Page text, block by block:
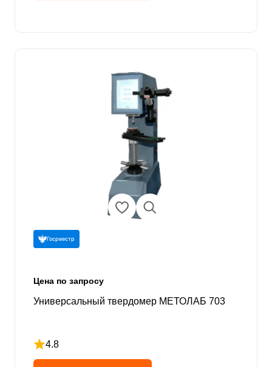
Госреестр
Цена по запросу
Универсальный твердомер МЕТОЛАБ 703
4.8
Рейтинг 4.8 из 5